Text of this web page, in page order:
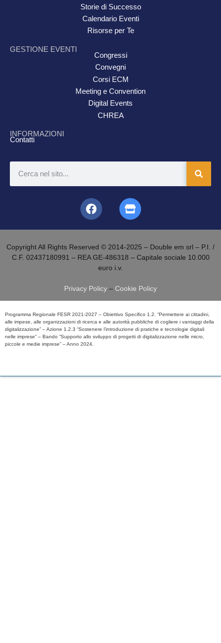
Storie di Successo
Calendario Eventi
Risorse per Te
GESTIONE EVENTI
Congressi
Convegni
Corsi ECM
Meeting e Convention
Digital Events
CHREA
INFORMAZIONI
Contatti
Copyright All Rights Reserved © 2014-2025 – Double em srl – P.I. /
C.F. 02437180991 – REA GE-486318 – Capitale sociale 10.000
euro i.v.
Privacy Policy – Cookie Policy
Programma Regionale FESR 2021-2027 – Obiettivo Specifico 1.2. “Permettere ai cittadini,
alle impese, alle organizzazioni di ricerca e alle autorità pubbliche di cogliere i vantaggi della
digitalizzazione” – Azione 1.2.3 “Sostenere l’introduzione di pratiche e tecnologie digitali
nelle imprese” – Bando “Supporto allo sviluppo di progetti di digitalizzazione nelle micro,
piccole e medie imprese” – Anno 2024.